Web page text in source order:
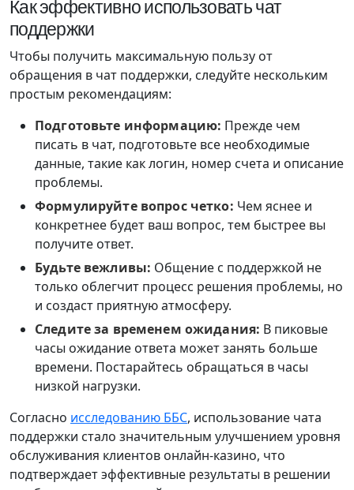
Как эффективно использовать чат
поддержки
Чтобы получить максимальную пользу от
обращения в чат поддержки, следуйте нескольким
простым рекомендациям:
Подготовьте информацию: Прежде чем
писать в чат, подготовьте все необходимые
данные, такие как логин, номер счета и описание
проблемы.
Формулируйте вопрос четко: Чем яснее и
конкретнее будет ваш вопрос, тем быстрее вы
получите ответ.
Будьте вежливы: Общение с поддержкой не
только облегчит процесс решения проблемы, но
и создаст приятную атмосферу.
Следите за временем ожидания: В пиковые
часы ожидание ответа может занять больше
времени. Постарайтесь обращаться в часы
низкой нагрузки.
Согласно исследованию ББС, использование чата
поддержки стало значительным улучшением уровня
обслуживания клиентов онлайн-казино, что
подтверждает эффективные результаты в решении